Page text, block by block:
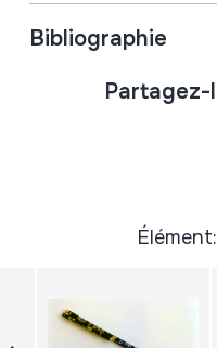
Bibliographie
Partagez-